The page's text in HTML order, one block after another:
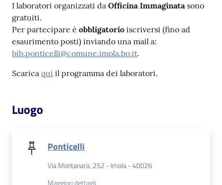
Decentrate
Patto
per
la
lettura
Seguici
I laboratori organizzati da Officina Immaginatasono
gratuiti.
Per partecipare è obbligatorio iscriversi (fino ad
esaurimento posti) inviando una mail a:
bib.ponticelli@comune.imola.bo.it.
Scarica qui il programma dei laboratori.
Luogo
Ponticelli
Via Montanara, 252 - Imola - 40026